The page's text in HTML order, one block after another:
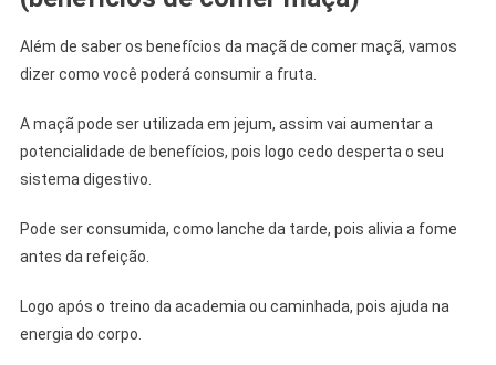
Além de saber os benefícios da maçã de comer maçã, vamos
dizer como você poderá consumir a fruta.
A maçã pode ser utilizada em jejum, assim vai aumentar a
potencialidade de benefícios, pois logo cedo desperta o seu
sistema digestivo.
Pode ser consumida, como lanche da tarde, pois alivia a fome
antes da refeição.
Logo após o treino da academia ou caminhada, pois ajuda na
energia do corpo.